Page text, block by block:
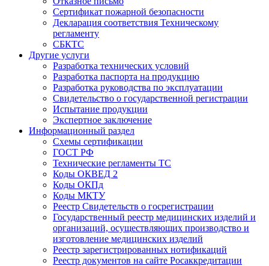
Сертификат пожарной безопасности
Декларация соответствия Техническому
регламенту
СБКТС
Другие услуги
Разработка технических условий
Разработка паспорта на продукцию
Разработка руководства по эксплуатации
Свидетельство о государственной регистрации
Испытание продукции
Экспертное заключение
Информационный раздел
Схемы сертификации
ГОСТ РФ
Технические регламенты ТС
Коды ОКВЕД 2
Коды ОКПд
Коды МКТУ
Реестр Свидетельств о госрегистрации
Государственный реестр медицинских изделий и
организаций, осуществляющих производство и
изготовление медицинских изделий
Реестр зарегистрированных нотификаций
Реестр документов на сайте Росаккредитации